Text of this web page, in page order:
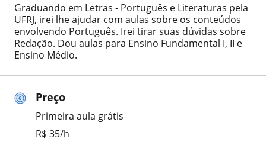
Preço
Primeira aula grátis
R$ 35/h
Graduando em Letras - Português e Literaturas pela
UFRJ, irei lhe ajudar com aulas sobre os conteúdos
envolvendo Português. Irei tirar suas dúvidas sobre
Redação. Dou aulas para Ensino Fundamental I, II e
Ensino Médio.